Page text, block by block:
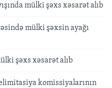
mülki şəxs xəsarət alıb
mülki şəxsin ayağı
şəxs xəsarət alıb
komissiyalarının